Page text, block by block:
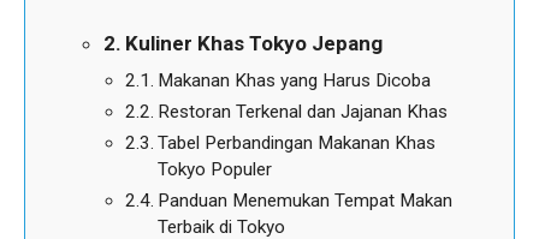
Kuliner Khas Tokyo Jepang
Makanan Khas yang Harus Dicoba
Restoran Terkenal dan Jajanan Khas
Tabel Perbandingan Makanan Khas
Tokyo Populer
Panduan Menemukan Tempat Makan
Terbaik di Tokyo